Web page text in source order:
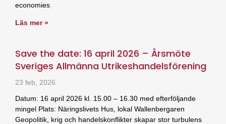
economies
Läs mer »
Save the date: 16 april 2026 – Årsmöte
Sveriges Allmänna Utrikeshandelsförening
23 feb, 2026
Datum: 16 april 2026 kl. 15.00 – 16.30 med efterföljande
mingel Plats: Näringslivets Hus, lokal Wallenbergaren
Geopolitik, krig och handelskonflikter skapar stor turbulens